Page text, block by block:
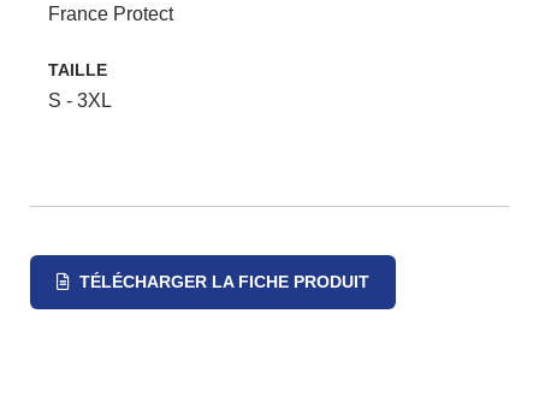
France Protect
TAILLE
S - 3XL
TÉLÉCHARGER LA FICHE PRODUIT